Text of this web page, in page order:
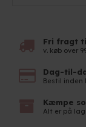
Fri fragt
v. køb over
Dag-til-
Bestil inden
Kæmpe
Alt er på